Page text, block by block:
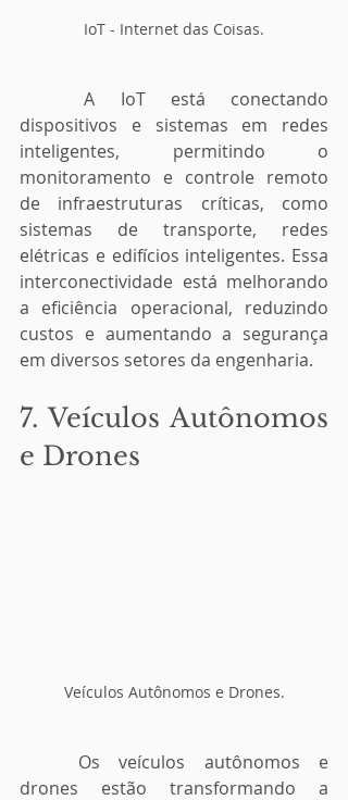
IoT - Internet das Coisas.
	A IoT está conectando
dispositivos e sistemas em redes
inteligentes, permitindo o
monitoramento e controle remoto
de infraestruturas críticas, como
sistemas de transporte, redes
elétricas e edifícios inteligentes. Essa
interconectividade está melhorando
a eficiência operacional, reduzindo
custos e aumentando a segurança
em diversos setores da engenharia.
7. Veículos Autônomos
e Drones
Veículos Autônomos e Drones.
drones estão transformando a